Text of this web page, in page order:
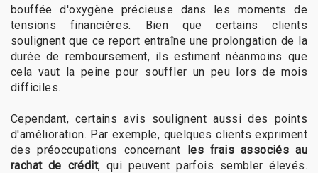
bouffée d'oxygène précieuse dans les moments de
tensions financières. Bien que certains clients
soulignent que ce report entraîne une prolongation de la
durée de remboursement, ils estiment néanmoins que
cela vaut la peine pour souffler un peu lors de mois
difficiles.
Cependant, certains avis soulignent aussi des points
d'amélioration. Par exemple, quelques clients expriment
des préoccupations concernant
les frais associés au
rachat de crédit, qui peuvent parfois sembler élevés.